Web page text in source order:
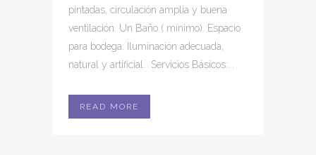
pintadas, circulación amplia y buena
ventilación. Un Baño ( mínimo). Espacio
para bodega. Iluminación adecuada,
natural y artificial. Servicios Básicos:...
READ MORE